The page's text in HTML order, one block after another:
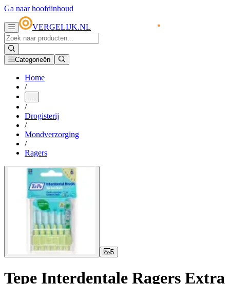
Ga naar hoofdinhoud
VERGELIJK.NL
Categorieën
Home
/
...
/
Drogisterij
/
Mondverzorging
/
Ragers
5
Tepe Interdentale Ragers Extra